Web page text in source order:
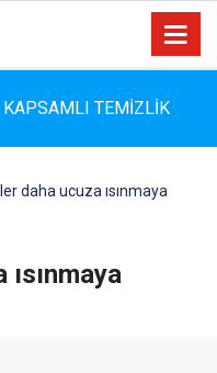
Altyapıya Güçlü Takviye:
İmzalandı
daha ucuza ısınmaya